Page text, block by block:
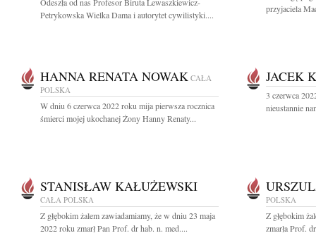
Petrykowska Wielka Dama i autorytet cywilistyki....
przyjaciela
HANNA RENATA NOWAK CAŁA
POLSKA
W dniu 6 czerwca 2022 roku mija pierwsza rocznica
śmierci mojej ukochanej Żony Hanny Renaty...
JACEK
3 czerwca
nieustannie
STANISŁAW KAŁUŻEWSKI
CAŁA POLSKA
Z głębokim żalem zawiadamiamy, że w dniu 23 maja
2022 roku zmarł Pan Prof. dr hab. n. med....
POLSKA
Z głębokim
zmarła Prof.